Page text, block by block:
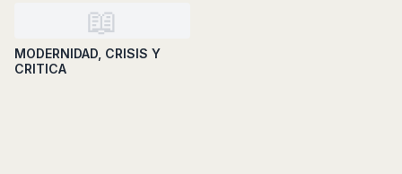
📖
MODERNIDAD, CRISIS Y
CRITICA